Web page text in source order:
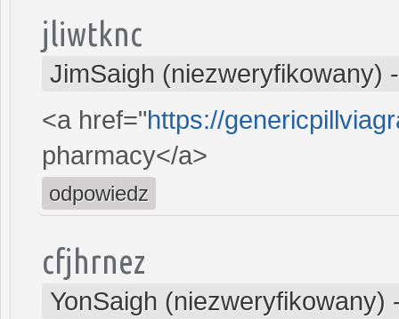
jliwtknc
JimSaigh (niezweryfikowany)
<a href="https://
pharmacy</a>
odpowiedz
cfjhrnez
YonSaigh (niezweryfikowany)